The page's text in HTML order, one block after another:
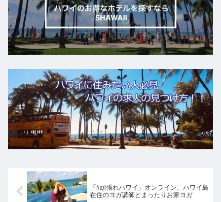
「#頑張れハワイ」オンライン、ハワイ島
在住のヨガ講師とまったりお家ヨガ